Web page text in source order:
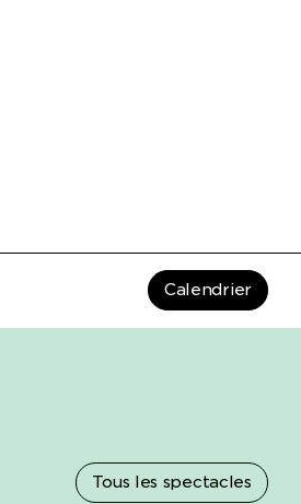
Calendrier
Tous les spectacles